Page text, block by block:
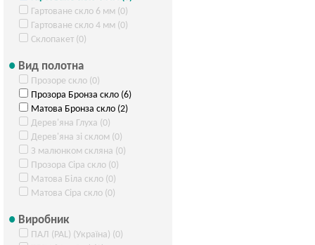
Гартоване скло 6 мм (0)
Гартоване скло 4 мм (0)
Склопакет (0)
Вид полотна
Прозоре скло (0)
Прозора Бронза скло (6)
Матова Бронза скло (2)
Дерев'яна Глуха (0)
Дерев'яна зі склом (0)
З малюнком скляна (0)
Прозора Сіра скло (0)
Матова Біла скло (0)
Матова Сіра скло (0)
Виробник
ПАЛ (PAL) (Україна) (0)